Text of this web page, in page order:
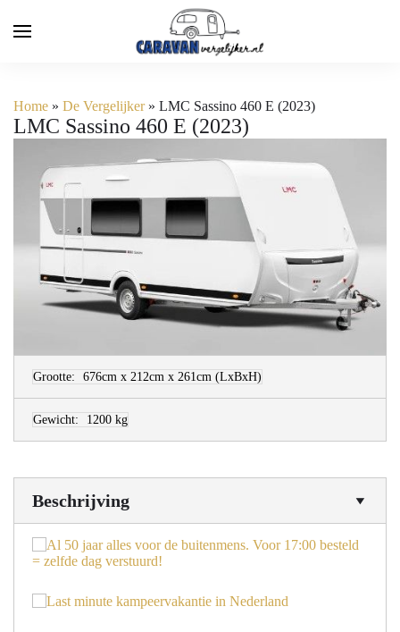
Home » De Vergelijker» LMC Sassino 460 E (2023)
LMC Sassino 460 E (2023)
Grootte: 676cm x 212cm x 261cm (LxBxH)
Gewicht: 1200 kg
Beschrijving